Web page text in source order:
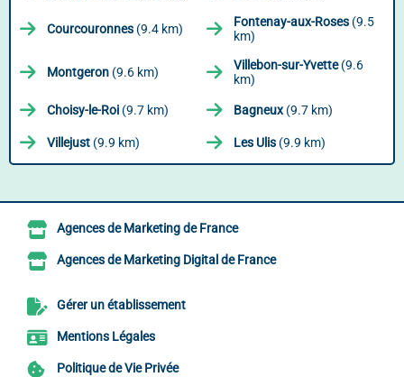
Courcouronnes (9.4 km) Fontenay-aux-Roses (9.5
km)
Montgeron (9.6 km) Villebon-sur-Yvette(9.6
km)
Choisy-le-Roi (9.7 km) Bagneux(9.7 km)
Villejust (9.9 km) Les Ulis (9.9 km)
Agences de Marketing de France
Agences de Marketing Digital de France
Gérer un établissement
Mentions Légales
Politique de Vie Privée